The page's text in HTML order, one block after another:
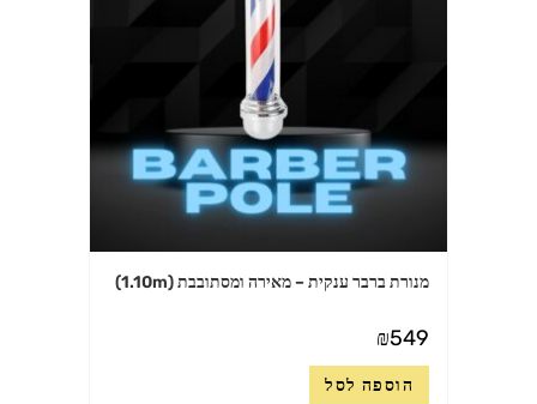
מנורת ברבר ענקית – מאירה ומסתובבת (1.10m)
₪549
הוספה לסל